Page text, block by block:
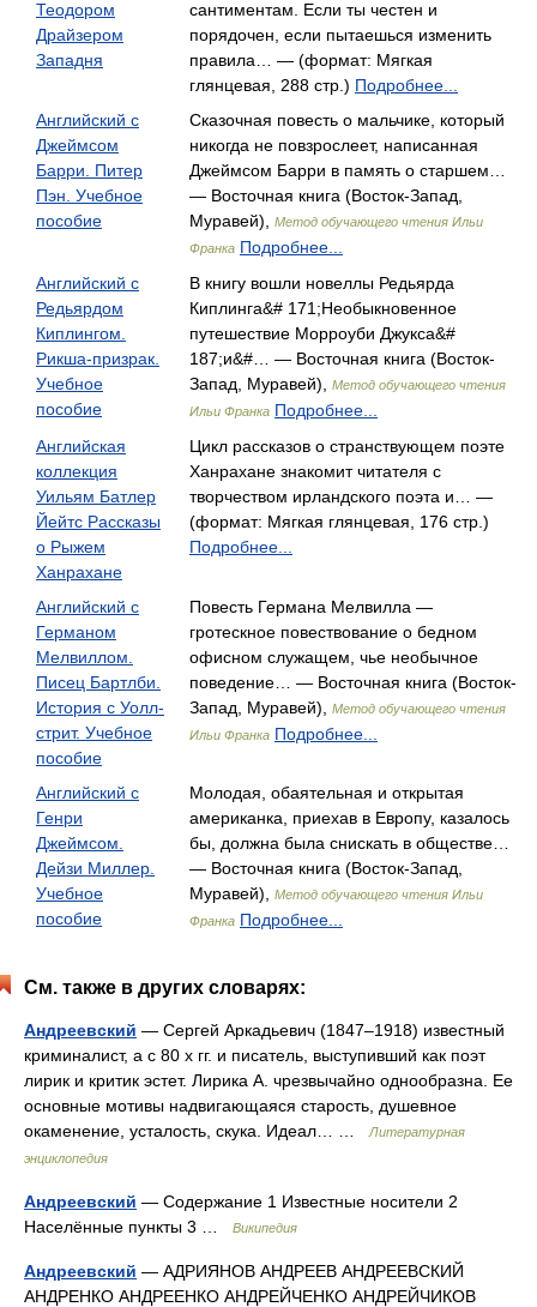
Теодором
Драйзером
Западня
сантиментам. Если ты честен и
порядочен, если пытаешься изменить
правила… — (формат: Мягкая
глянцевая, 288 стр.) Подробнее...
Английский с
Джеймсом
Барри. Питер
Пэн. Учебное
пособие
Сказочная повесть о мальчике, который
никогда не повзрослеет, написанная
Джеймсом Барри в память о старшем…
— Восточная книга (Восток-Запад,
Муравей),
Метод обучающего чтения Ильи
Франка Подробнее...
Английский с
Редьярдом
Киплингом.
Рикша-призрак.
Учебное
пособие
В книгу вошли новеллы Редьярда
Киплинга&# 171;Необыкновенное
путешествие Морроуби Джукса&#
187;и&#… — Восточная книга (Восток-
Запад, Муравей),
Метод обучающего чтения
Ильи Франка Подробнее...
Английская
коллекция
Уильям Батлер
Йейтс Рассказы
о Рыжем
Ханрахане
Цикл рассказов о странствующем поэте
Ханрахане знакомит читателя с
творчеством ирландского поэта и… —
(формат: Мягкая глянцевая, 176 стр.)
Подробнее...
Английский с
Германом
Мелвиллом.
Писец Бартлби.
История с Уолл-
стрит. Учебное
пособие
Повесть Германа Мелвилла —
гротескное повествование о бедном
офисном служащем, чье необычное
поведение… — Восточная книга (Восток-
Запад, Муравей),
Метод обучающего чтения
Ильи Франка Подробнее...
Английский с
Генри
Джеймсом.
Дейзи Миллер.
Учебное
пособие
Молодая, обаятельная и открытая
американка, приехав в Европу, казалось
бы, должна была снискать в обществе…
— Восточная книга (Восток-Запад,
Муравей),
Метод обучающего чтения Ильи
Франка Подробнее...
См. также в других словарях:
Андреевский — Сергей Аркадьевич (1847–1918) известный
криминалист, а с 80 х гг. и писатель, выступивший как поэт
лирик и критик эстет. Лирика А. чрезвычайно однообразна. Ее
основные мотивы надвигающаяся старость, душевное
окаменение, усталость, скука. Идеал… …
Литературная
энциклопедия
Андреевский — Содержание 1 Известные носители 2
Населённые пункты 3 …
Википедия
Андреевский — АДРИЯНОВ АНДРЕЕВ АНДРЕЕВСКИЙ
АНДРЕНКО АНДРЕЕНКО АНДРЕЙЧЕНКО АНДРЕЙЧИКОВ